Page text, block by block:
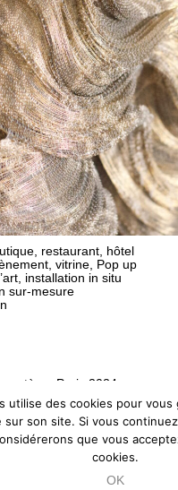
restaurant, hôtel
vitrine, Pop up
installation in situ
sur-mesure
Paris 2024
Matière des Marques
Politique de
utilise des cookies pour vous
sur son site. Si vous
que vous
cookies.
OK